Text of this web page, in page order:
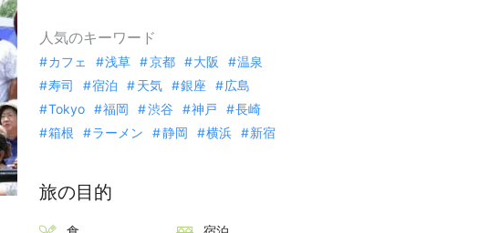
人気のキーワード
カフェ 浅草 京都 大阪
温泉
寿司
宿泊 天気 銀座
広島
Tokyo
福岡 渋谷 神戸
長崎
箱根
ラーメン 静岡 横浜 新宿
旅の目的